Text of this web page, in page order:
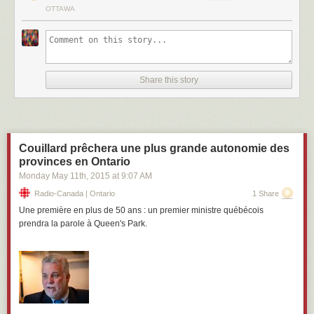
OTTAWA
Share this story
Couillard prêchera une plus grande autonomie des
provinces en Ontario
Monday May 11th, 2015 at 9:07 AM
Radio-Canada | Ontario 1 Share
Une première en plus de 50 ans : un premier ministre québécois
prendra la parole à Queen's Park.